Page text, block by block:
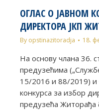
ОГЛАС О ЈАВНОМ
ДИРЕКТОРА ЈКП
By opstinazitoradja 18.
На основу члана 36.
предузећима
15/2016 и 88/2019) и
конкурса за избор
предузећа